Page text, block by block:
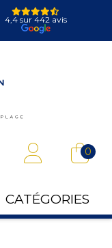
4,4 sur 442 avis
0
CATÉGORIES